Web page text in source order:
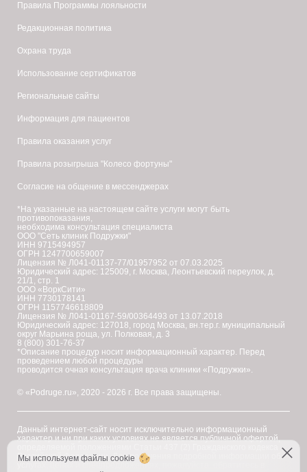
Правила Программы лояльности
Редакционная политика
Охрана труда
Использование сертификатов
Региональные сайты
Информация для пациентов
Правила оказания услуг
Правила розыгрыша "Колесо фортуны"
Согласие на общение в мессенджерах
*На указанные на настоящем сайте услуги могут быть
противопоказания,
необходима консультация специалиста
ООО "Сеть клиник Подружки"
ИНН 9715494957
ОГРН 1247700659007
Лицензия № Л041-01137-77/01957952 от 07.03.2025
Юридический адрес: 125009, г. Москва, Леонтьевский переулок, д.
21/1, стр. 1
ООО «ВоркСити»
ИНН 7730178141
ОГРН 1157746618809
Лицензия № Л041-01167-59/00364493 от 13.07.2018
Юридический адрес: 127018, город Москва, вн.тер.г. муниципальный
округ Марьина роща, ул. Полковая, д. 3
8 (800) 301-76-37
*Описание процедур носит информационный характер. Перед
проведением любой процедуры
проводится очная консультация врача клиники «Подружки».
© «Podruge.ru», 2020 - 2026 г. Все права защищены.
Данный интернет-сайт носит исключительно информационный
характер и ни при каких условиях не является публичной офертой,
Российской Федерации. Для получения подробной информации об
услугах, ценах и спецпредложениях, пожалуйста, обратитесь в
Мы используем файлы cookie